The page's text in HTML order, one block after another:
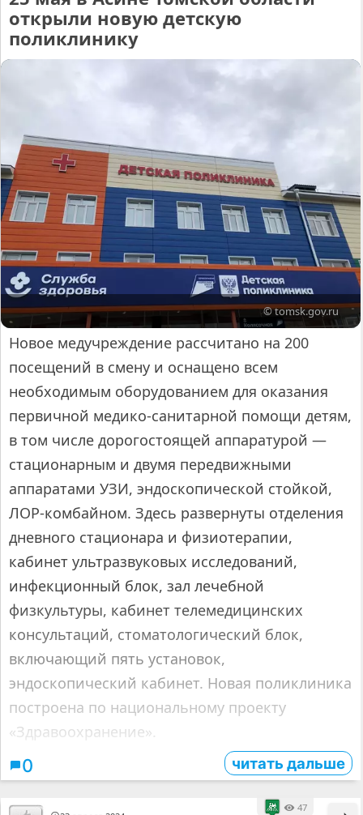
открыли новую детскую
поликлинику
© tomsk.gov.ru
Новое медучреждение рассчитано на 200
посещений в смену и оснащено всем
необходимым оборудованием для оказания
первичной медико-санитарной помощи детям,
в том числе дорогостоящей аппаратурой —
стационарным и двумя передвижными
аппаратами УЗИ, эндоскопической стойкой,
ЛОР-комбайном. Здесь развернуты отделения
дневного стационара и физиотерапии,
кабинет ультразвуковых исследований,
инфекционный блок, зал лечебной
физкультуры, кабинет телемедицинских
консультаций, стоматологический блок,
включающий пять установок,
эндоскопический кабинет. Новая поликлиника
построена по национальному проекту
«Здравоохранение».
0 читать дальше
47